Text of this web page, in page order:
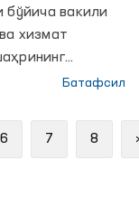
бўйича вакили
хизмат
хорижийБатафсил
6 7 8